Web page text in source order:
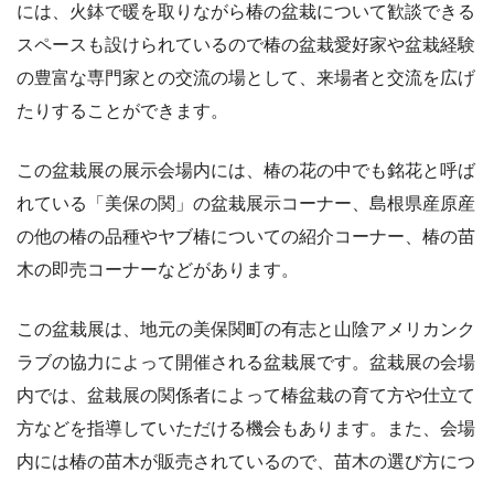
には、火鉢で暖を取りながら椿の盆栽について歓談できる
スペースも設けられているので椿の盆栽愛好家や盆栽経験
の豊富な専門家との交流の場として、来場者と交流を広げ
たりすることができます。
この盆栽展の展示会場内には、椿の花の中でも銘花と呼ば
れている「美保の関」の盆栽展示コーナー、島根県産原産
の他の椿の品種やヤブ椿についての紹介コーナー、椿の苗
木の即売コーナーなどがあります。
この盆栽展は、地元の美保関町の有志と山陰アメリカンク
ラブの協力によって開催される盆栽展です。盆栽展の会場
内では、盆栽展の関係者によって椿盆栽の育て方や仕立て
方などを指導していただける機会もあります。また、会場
内には椿の苗木が販売されているので、苗木の選び方につ